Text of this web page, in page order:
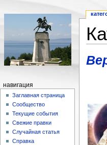
навигация
Заглавная страница
Сообщество
Текущие события
Свежие правки
Случайная статья
Справка